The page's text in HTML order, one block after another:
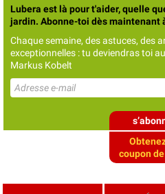
Lubera est là pour t'aider, quelle
jardin. Abonne-toi dès maintenant
Chaque semaine, des astuces, des
exceptionnelles : tu deviendras toi
Markus Kobelt
coupon de